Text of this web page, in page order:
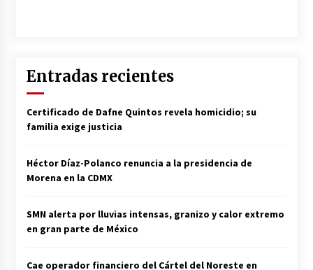
Entradas recientes
Certificado de Dafne Quintos revela homicidio; su
familia exige justicia
Héctor Díaz-Polanco renuncia a la presidencia de
Morena en la CDMX
SMN alerta por lluvias intensas, granizo y calor extremo
en gran parte de México
Cae operador financiero del Cártel del Noreste en